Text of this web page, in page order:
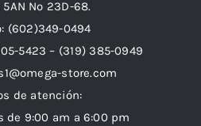
Nº 23D-68.
(602)349-0494
5423 – (319) 385-0949
store.com
de atención:
de 9:00 am a 6:00 pm